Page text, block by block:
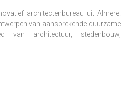
architectenbureau uit Almere.
van aansprekende duurzame
van architectuur, stedenbouw,